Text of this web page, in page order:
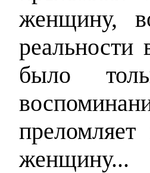
женщину,
было
женщину...